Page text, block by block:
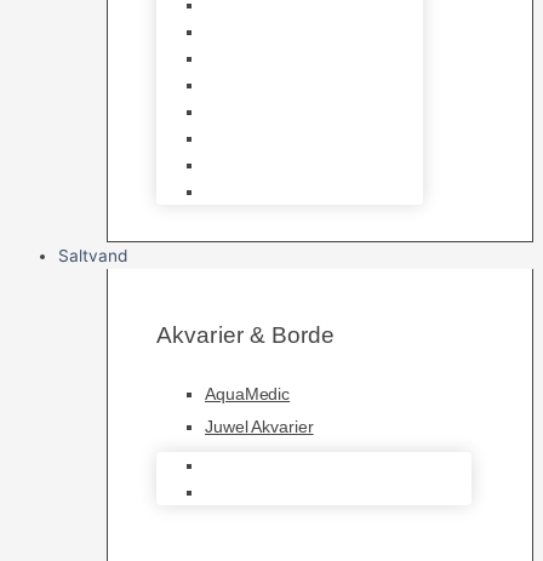
Saltvand
Akvarier & Borde
AquaMedic
Juwel Akvarier